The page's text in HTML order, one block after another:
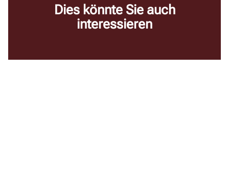
Dies könnte Sie auch
interessieren